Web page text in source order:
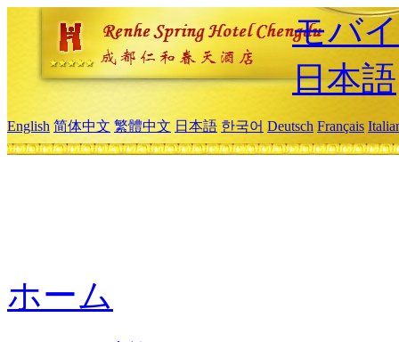
モバ
日本語
English 简体中文 繁體中文 日本語 한국어 Deutsch Français
ホーム